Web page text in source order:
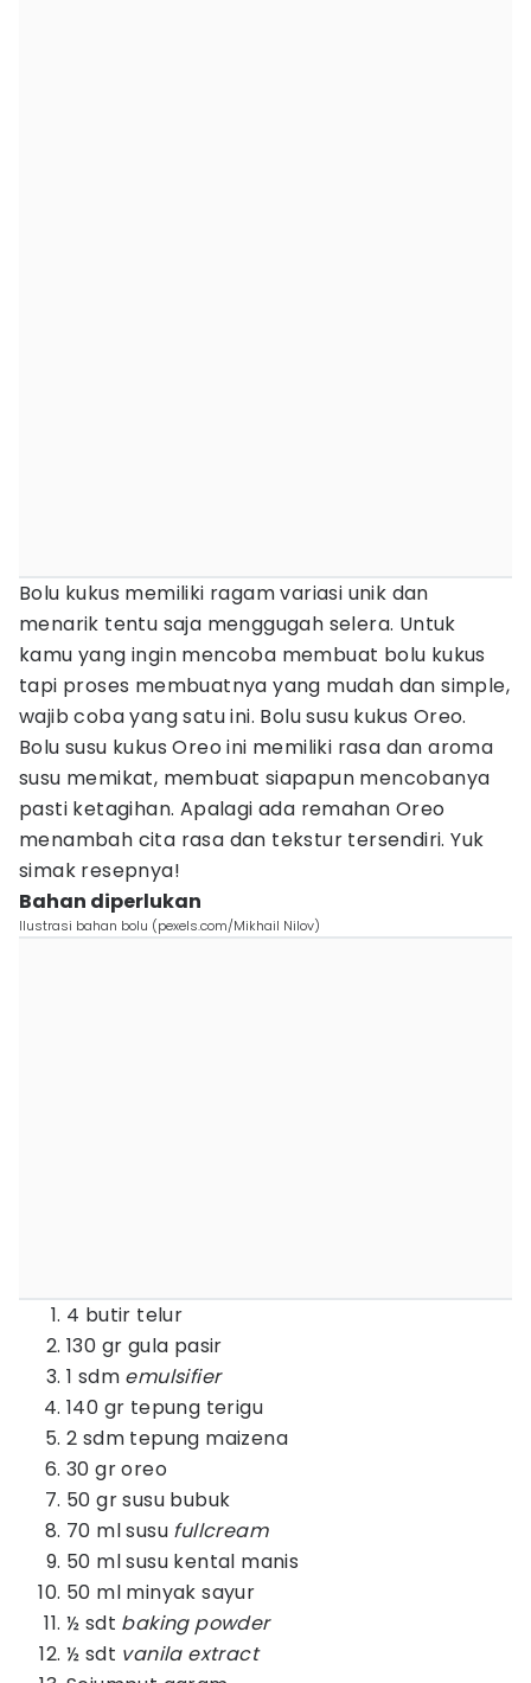
Bolu kukus memiliki ragam variasi unik dan
menarik tentu saja menggugah selera. Untuk
kamu yang ingin mencoba membuat bolu kukus
tapi proses membuatnya yang mudah dan simple,
wajib coba yang satu ini. Bolu susu kukus Oreo.
Bolu susu kukus Oreo ini memiliki rasa dan aroma
susu memikat, membuat siapapun mencobanya
pasti ketagihan. Apalagi ada remahan Oreo
menambah cita rasa dan tekstur tersendiri. Yuk
simak resepnya!
Bahan diperlukan
Ilustrasi bahan bolu (pexels.com/Mikhail Nilov)
4 butir telur
130 gr gula pasir
1 sdm emulsifier
140 gr tepung terigu
2 sdm tepung maizena
30 gr oreo
50 gr susu bubuk
70 ml susu fullcream
50 ml susu kental manis
50 ml minyak sayur
½ sdt baking powder
½ sdt vanila extract